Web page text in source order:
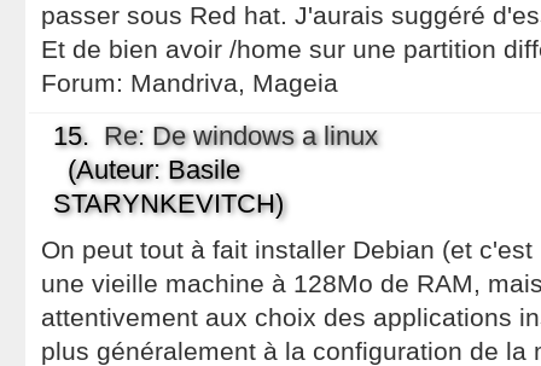
passer sous Red hat. J'aurais suggéré
Et de bien avoir /home sur une partition
Forum: Mandriva, Mageia
15. Re: De windows a linux
(Auteur: Basile
STARYNKEVITCH)
On peut tout à fait installer Debian (et
une vieille machine à 128Mo de RAM,
attentivement aux choix des applications
plus généralement à la configuration de la